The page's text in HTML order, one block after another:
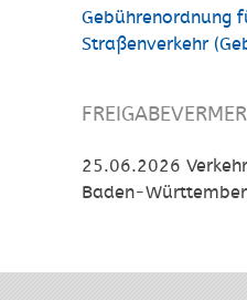
Gebührenordnung
Straßenverkehr
25.06.2026
Baden-